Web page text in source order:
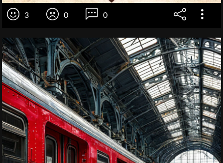
3 0 0